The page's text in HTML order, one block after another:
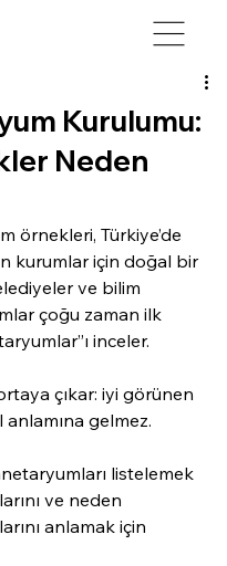
Kurulumu:
Neden
örnekleri, Türkiye’de
kurumlar için doğal bir
ve bilim
çoğu zaman ilk
inceler.
çıkar: iyi görünen
gelmez.
listelemek
ve neden
anlamak için